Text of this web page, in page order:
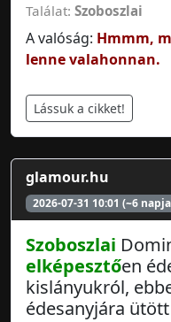
Találat: Szoboszlai
A valóság: Hmmm,
lenne valahonnan.
Lássuk a cikket!
glamour.hu
2026-07-31 10:01 (~6
Szoboszlai
elképesztően
kislányukról,
édesanyjára ütött